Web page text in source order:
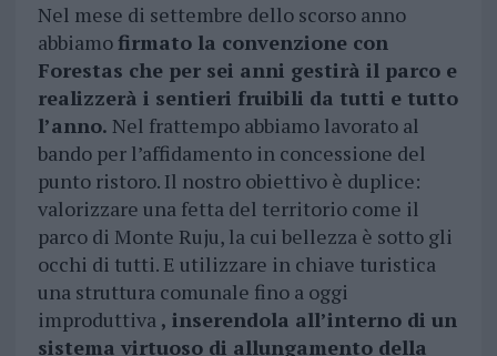
Nel mese di settembre dello scorso anno
abbiamofirmato la convenzione con
Forestas che per sei anni gestirà il parco e
realizzerà i sentieri fruibili da tutti e tutto
l’anno. Nel frattempo abbiamo lavorato al
bando per l’affidamento in concessione del
punto ristoro. Il nostro obiettivo è duplice:
valorizzare una fetta del territorio come il
parco di Monte Ruju, la cui bellezza è sotto gli
occhi di tutti. E utilizzare in chiave turistica
una struttura comunale fino a oggi
improduttiva , inserendola all’interno di un
sistema virtuoso di allungamento della